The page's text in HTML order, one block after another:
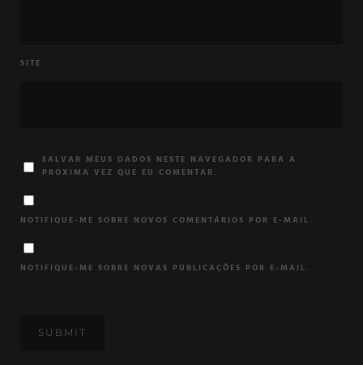
SITE
SALVAR MEUS DADOS NESTE NAVEGADOR PARA A
PRÓXIMA VEZ QUE EU COMENTAR.
NOTIFIQUE-ME SOBRE NOVOS COMENTÁRIOS POR E-MAIL.
NOTIFIQUE-ME SOBRE NOVAS PUBLICAÇÕES POR E-MAIL.